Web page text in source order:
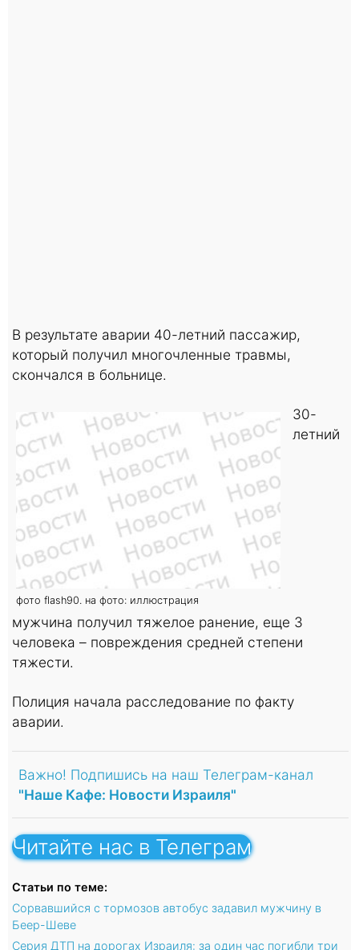
В результате аварии 40-летний пассажир,
который получил многочленные травмы,
скончался в больнице.
фото flash90. на фото: иллюстрация
30-
летний
мужчина получил тяжелое ранение, еще 3
человека – повреждения средней степени
тяжести.
Полиция начала расследование по факту
аварии.
Важно! Подпишись на наш Телеграм-канал
"Наше Кафе: Новости Израиля"
Читайте нас в Телеграм
Статьи по теме:
Сорвавшийся с тормозов автобус задавил мужчину в
Беер-Шеве
Серия ДТП на дорогах Израиля: за один час погибли три